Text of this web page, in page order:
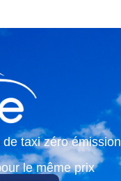
taxi zéro émission
le même prix